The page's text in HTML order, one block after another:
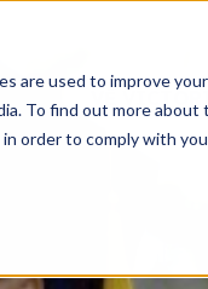
are used to improve
To find out more about
order to comply with
VỀ